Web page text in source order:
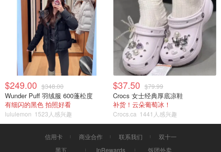
$249.00 $348.00
Wunder Puff 羽绒服 600蓬松度
有细闪的黑色 拍照好看
lululemon 1523人感兴趣
$37.50 $79.99
Crocs 女士经典厚底凉鞋
补货！云朵葡萄冰！
Crocs.ca 1441人感兴趣
信用卡 商业合作 联系我们
双十一
黑五
InRewards
饭团外卖